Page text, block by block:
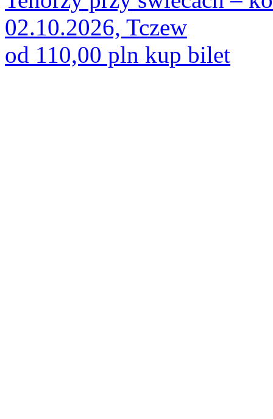
02.10.2026, Tczew
od 110,00 pln kup bilet